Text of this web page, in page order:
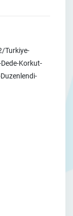
Turkiye-
Korkut-